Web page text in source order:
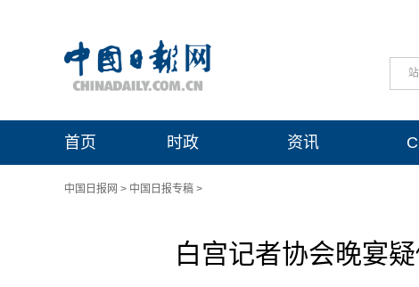
首页 时政 资讯
中国日报网 > 中国日报专稿 >
白宫记者协会晚宴